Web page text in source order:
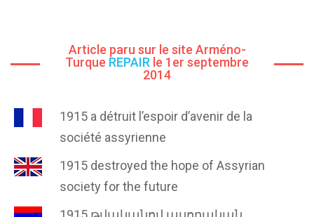
Article paru sur le site Arméno-
Turque REPAIR le 1er septembre
2014
1915 a détruit l’espoir d’avenir de la
société assyrienne
1915 destroyed the hope of Assyrian
society for the future